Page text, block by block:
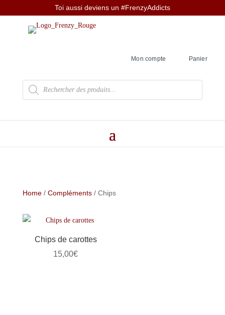
Toi aussi deviens un #FrenzyAddicts
Mon compte Panier
Recherche
produits
Home/ Compléments/ Chips
Chips de carottes
15,00€